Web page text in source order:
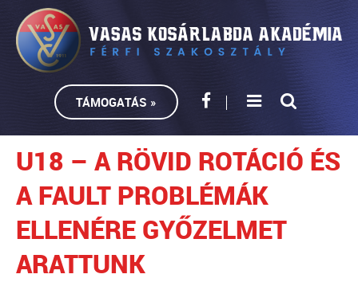
TÁMOGATÁS »
U18 – A RÖVID ROTÁCIÓ ÉS
A FAULT PROBLÉMÁK
ELLENÉRE GYŐZELMET
ARATTUNK